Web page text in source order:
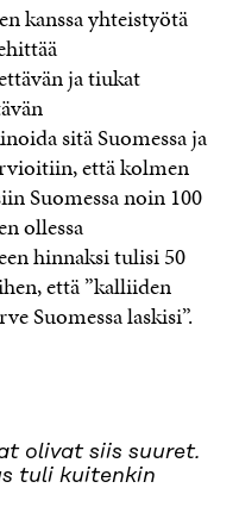
kanssa yhteistyötä
ja tiukat
sitä Suomessa ja
että kolmen
Suomessa noin 100
ollessa
hinnaksi tulisi 50
että ”kalliiden
Suomessa laskisi”.
olivat siis suuret.
tuli kuitenkin